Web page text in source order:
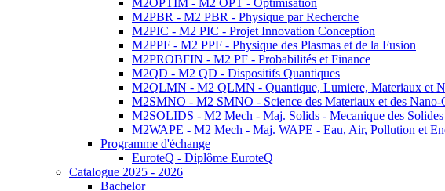
M2OPTIM - M2 OPT - Optimisation
M2PBR - M2 PBR - Physique par Recherche
M2PIC - M2 PIC - Projet Innovation Conception
M2PPF - M2 PPF - Physique des Plasmas et de la Fusion
M2PROBFIN - M2 PF - Probabilités et Finance
M2QD - M2 QD - Dispositifs Quantiques
M2QLMN - M2 QLMN - Quantique, Lumiere, Materiaux et
M2SMNO - M2 SMNO - Science des Materiaux et des Nano-
M2SOLIDS - M2 Mech - Maj. Solids - Mecanique des Solides
M2WAPE - M2 Mech - Maj. WAPE - Eau, Air, Pollution et
Programme d'échange
EuroteQ - Diplôme EuroteQ
Catalogue 2025 - 2026
Bachelor